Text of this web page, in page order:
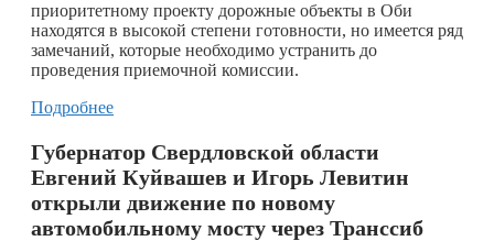
приоритетному проекту дорожные объекты в Оби
находятся в высокой степени готовности, но имеется ряд
замечаний, которые необходимо устранить до
проведения приемочной комиссии.
Подробнее
Губернатор Свердловской области
Евгений Куйвашев и Игорь Левитин
открыли движение по новому
автомобильному мосту через Транссиб